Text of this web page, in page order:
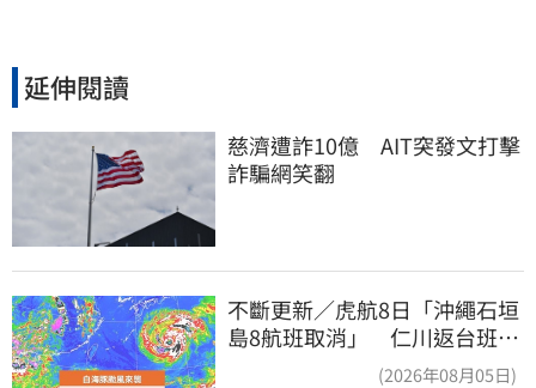
延伸閱讀
慈濟遭詐10億　AIT突發文打擊
詐騙網笑翻
不斷更新／虎航8日「沖繩石垣
島8航班取消」 仁川返台班機
(2026年08月05日)